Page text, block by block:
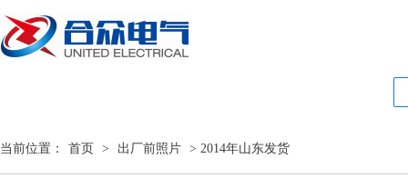
当前位置： 首页 > 出厂前照片 > 2014年山东发货